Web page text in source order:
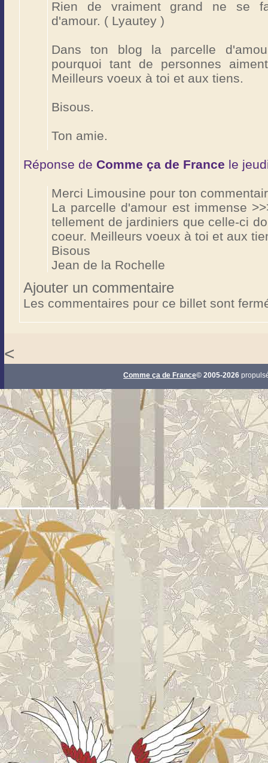
Rien de vraiment grand ne se
d'amour. ( Lyautey )
Dans ton blog la parcelle
pourquoi tant de personnes
Meilleurs voeux à toi et aux tiens.
Bisous.
Ton amie.
Réponse de Comme ça de France le
Merci Limousine pour ton
La parcelle d'amour est immense
tellement de jardiniers que celle-ci
coeur. Meilleurs voeux à toi et aux
Bisous
Jean de la Rochelle
Ajouter un commentaire
Les commentaires pour ce billet sont
<
Comme ça de France© 2005-2026